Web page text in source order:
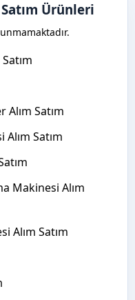
Ürünleri
Satım
Satım
Makinesi Alım
Alım Satım